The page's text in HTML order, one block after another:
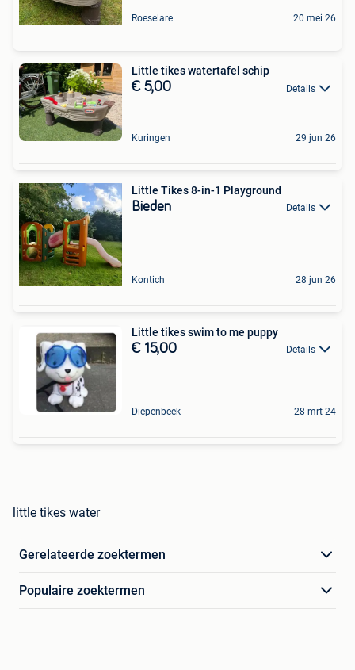
Roeselare 20 mei 26
Little tikes watertafel schip
€ 5,00 Details
Kuringen 29 jun 26
Little Tikes 8-in-1 Playground
Bieden Details
Kontich 28 jun 26
Little tikes swim to me puppy
€ 15,00 Details
Diepenbeek 28 mrt 24
little tikes water
Gerelateerde zoektermen
Populaire zoektermen